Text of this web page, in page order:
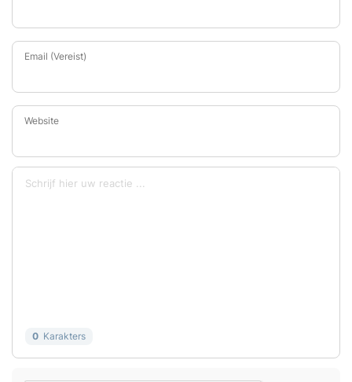
Email (Vereist)
Website
0 Karakters